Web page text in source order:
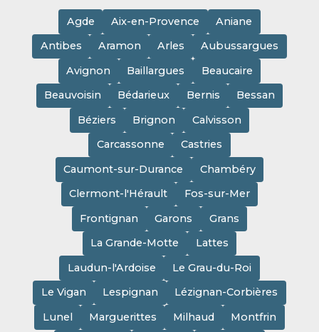
Agde Aix-en-Provence
Aniane
Antibes
Aramon Arles
Aubussargues
Avignon
Baillargues
Beaucaire
Beauvoisin
Bédarieux Bernis
Bessan
Béziers
Brignon
Calvisson
Carcassonne
Castries
Caumont-sur-Durance
Chambéry
Clermont-l'Hérault
Fos-sur-Mer
Frontignan
Garons
Grans
La Grande-Motte
Lattes
Laudun-l'Ardoise
Le Grau-du-Roi
Le Vigan
Lespignan
Lézignan-Corbières
Lunel
Marguerittes Milhaud
Montfrin